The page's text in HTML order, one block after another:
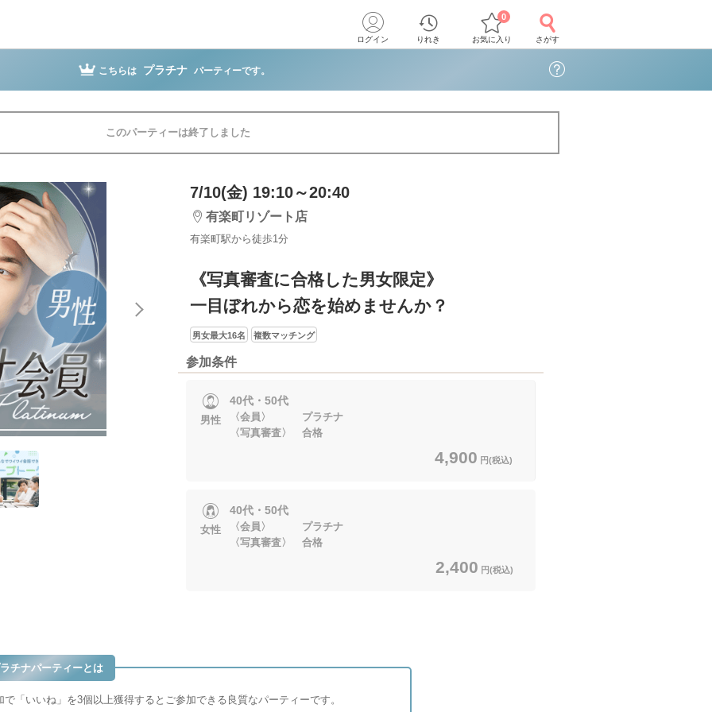
ログイン りれき お気に入り
0
さがす
こちらは プラチナ パーティーです。
このパーティーは終了しました
7/10(金) 19:10～20:40
有楽町リゾート店
有楽町駅から徒歩1分
《写真審査に合格した男女限定》
一目ぼれから恋を始めませんか？
男女最大16名 複数マッチング
参加条件
男性
40代・50代
〈会員〉 プラチナ
〈写真審査〉 合格
4,900 円(税込)
女性
40代・50代
〈会員〉 プラチナ
〈写真審査〉 合格
2,400 円(税込)
チナパーティーとは
で「いいね」を3個以上獲得するとご参加できる良質なパーティーです。